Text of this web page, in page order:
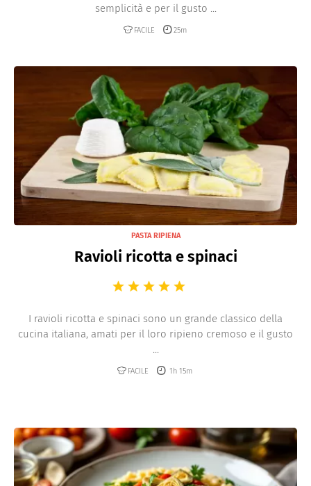
semplicità e per il gusto ...
FACILE 25m
PASTA RIPIENA
Ravioli ricotta e spinaci
I ravioli ricotta e spinaci sono un grande classico della
cucina italiana, amati per il loro ripieno cremoso e il gusto
FACILE 1h 15m